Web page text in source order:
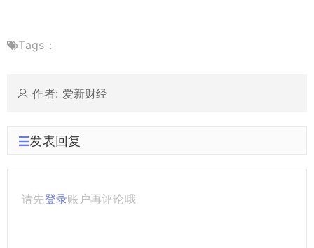
Tags：
作者: 爱新财经
发表回复
请先登录账户再评论哦